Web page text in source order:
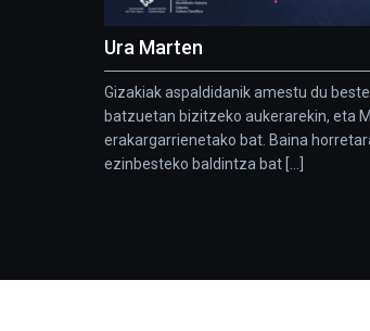
Ura Marten
Gizakiak aspaldidanik amestu du
batzuetan bizitzeko aukerarekin, eta
erakargarrienetako bat. Baina
ezinbesteko baldintza bat [...]